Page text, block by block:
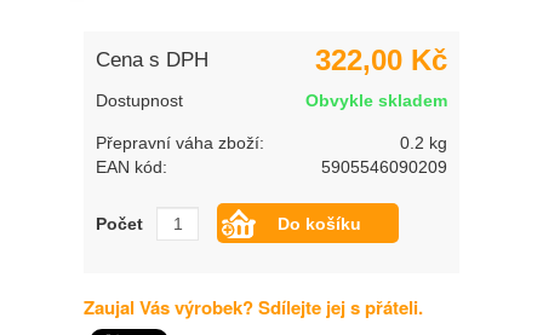
Cena s DPH 322,00 Kč
Dostupnost Obvykle skladem
Přepravní váha zboží:
0.2 kg
EAN kód:
5905546090209
Počet
Zaujal Vás výrobek? Sdílejte jej s přáteli.